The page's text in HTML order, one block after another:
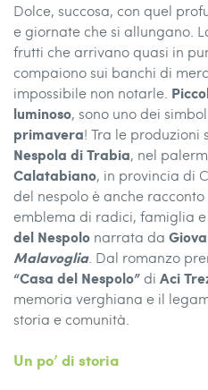
Dolce, succosa, con quel
e giornate che si allungano.
frutti che arrivano quasi in
compaiono sui banchi di
impossibile non notarle.
luminoso, sono uno dei
primavera! Tra le produzioni
Nespola di Trabia, nel
Calatabiano, in provincia di
del nespolo è anche
emblema di radici, famiglia
del Nespolo narrata da
Malavoglia. Dal romanzo
“Casa del Nespolo”di Aci
memoria verghiana e il
storia e comunità.
Un po’ di storia